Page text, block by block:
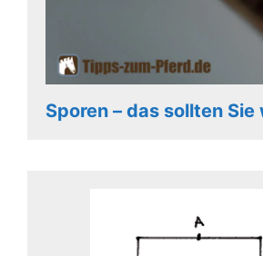
Sporen – das sollten Sie